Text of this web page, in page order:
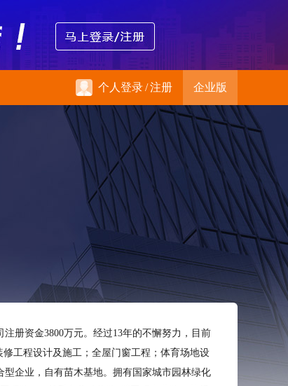
个人登录/注册 企业版
册资金3800万元。经过13年的不懈努力，目前
工程设计及施工；全屋门窗工程；体育场地设
企业，自有苗木基地。拥有国家城市园林绿化